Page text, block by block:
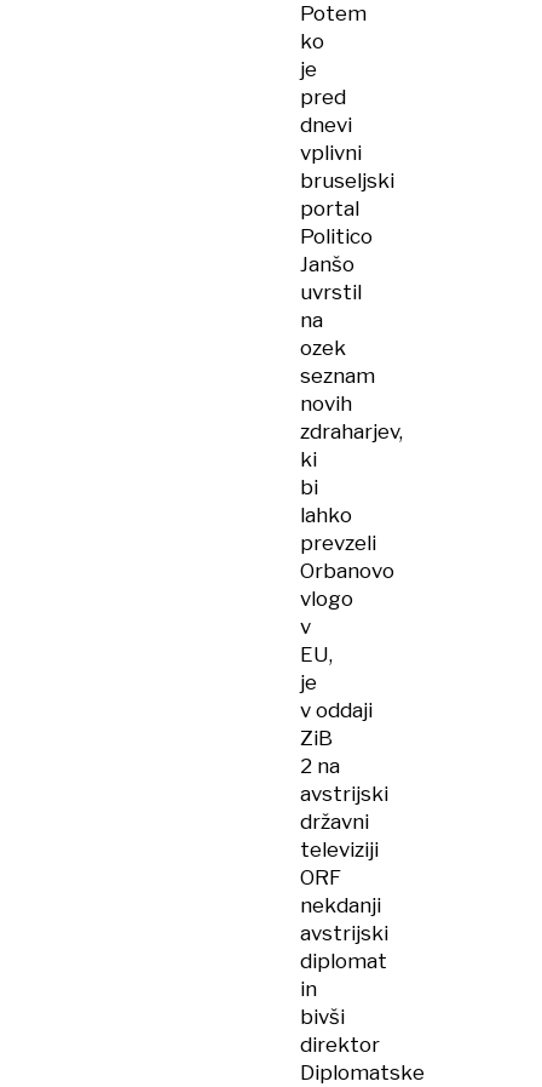
Potem
ko
je
pred
dnevi
vplivni
bruseljski
portal
Politico
Janšo
uvrstil
na
ozek
seznam
novih
zdraharjev,
ki
bi
lahko
prevzeli
Orbanovo
vlogo
v
EU,
je
v oddaji
ZiB
2 na
avstrijski
državni
televiziji
ORF
nekdanji
avstrijski
diplomat
in
bivši
direktor
Diplomatske